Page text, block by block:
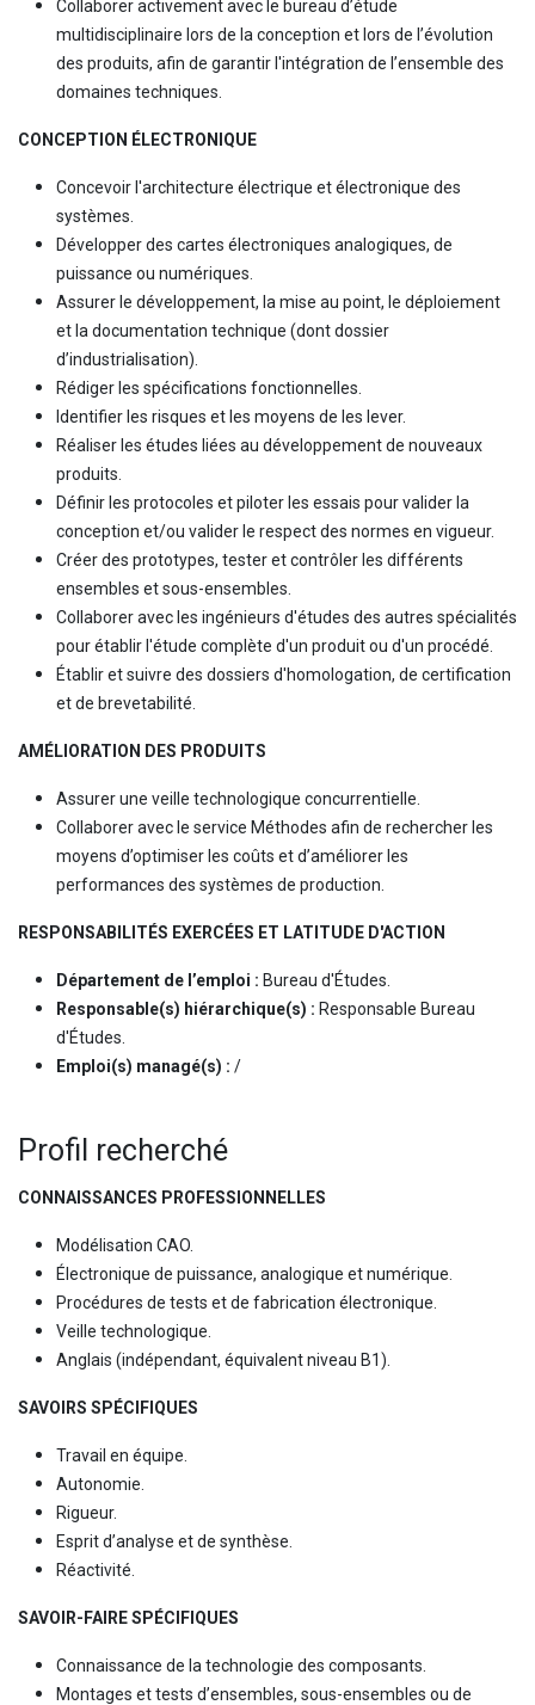
Collaborer activement avec le bureau d’étude
multidisciplinaire lors de la conception et lors de l’évolution
des produits, afin de garantir l'intégration de l’ensemble des
domaines techniques.
CONCEPTION ÉLECTRONIQUE
Concevoir l'architecture électrique et électronique des
systèmes.
Développer des cartes électroniques analogiques, de
puissance ou numériques.
Assurer le développement, la mise au point, le déploiement
et la documentation technique (dont dossier
d’industrialisation).
Rédiger les spécifications fonctionnelles.
Identifier les risques et les moyens de les lever.
Réaliser les études liées au développement de nouveaux
produits.
Définir les protocoles et piloter les essais pour valider la
conception et/ou valider le respect des normes en vigueur.
Créer des prototypes, tester et contrôler les différents
ensembles et sous-ensembles.
Collaborer avec les ingénieurs d'études des autres spécialités
pour établir l'étude complète d'un produit ou d'un procédé.
Établir et suivre des dossiers d'homologation, de certification
et de brevetabilité.
AMÉLIORATION DES PRODUITS
Assurer une veille technologique concurrentielle.
Collaborer avec le service Méthodes afin de rechercher les
moyens d’optimiser les coûts et d’améliorer les
performances des systèmes de production.
RESPONSABILITÉS EXERCÉES ET LATITUDE D'ACTION
Département de l’emploi : Bureau d'Études.
Responsable(s) hiérarchique(s) : Responsable Bureau
d'Études.
Emploi(s) managé(s) : /
Profil recherché
CONNAISSANCES PROFESSIONNELLES
Modélisation CAO.
Électronique de puissance, analogique et numérique.
Procédures de tests et de fabrication électronique.
Veille technologique.
Anglais (indépendant, équivalent niveau B1).
SAVOIRS SPÉCIFIQUES
Travail en équipe.
Autonomie.
Rigueur.
Esprit d’analyse et de synthèse.
Réactivité.
SAVOIR-FAIRE SPÉCIFIQUES
Connaissance de la technologie des composants.
Montages et tests d’ensembles, sous-ensembles ou de